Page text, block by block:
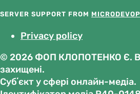
SERVER SUPPORT FROM
Privacy policy
© 2026 ФОП КЛОПОТЕНКО Є. В.
захищені.
Субʼєкт у сфері онлайн-медіа.